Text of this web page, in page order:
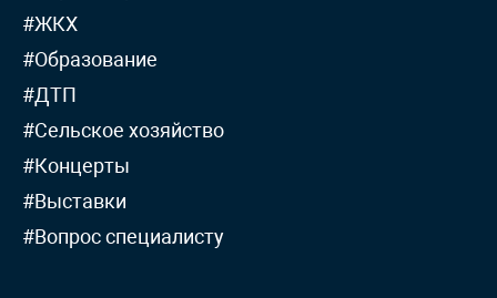
#ЖКХ
#Образование
#ДТП
#Сельское хозяйство
#Концерты
#Выставки
#Вопрос специалисту